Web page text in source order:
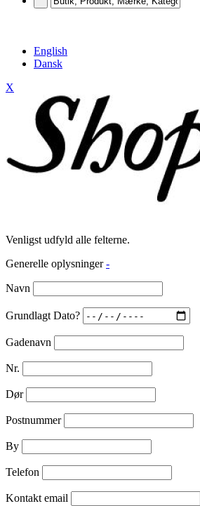
English
Dansk
X
Venligst udfyld alle felterne.
Generelle oplysninger -
Navn
Grundlagt Dato?
Gadenavn
Nr.
Dør
Postnummer
By
Telefon
Kontakt email